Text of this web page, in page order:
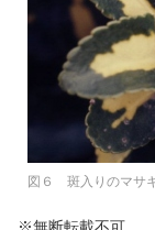
図６ 斑入りのマサ